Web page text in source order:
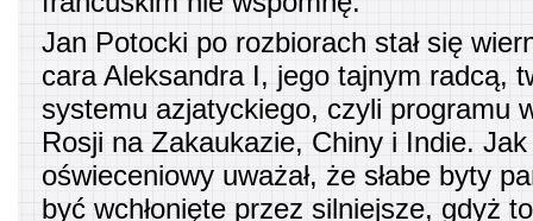
Jan Potocki po rozbiorach stał się
cara Aleksandra I, jego tajnym radcą,
systemu azjatyckiego, czyli programu
Rosji na Zakaukazie, Chiny i Indie.
oświeceniowy uważał, że słabe byty
być wchłonięte przez silniejsze, gdyż